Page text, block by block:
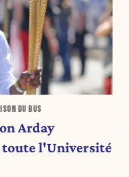
DU BUS
Arday
toute l'Université